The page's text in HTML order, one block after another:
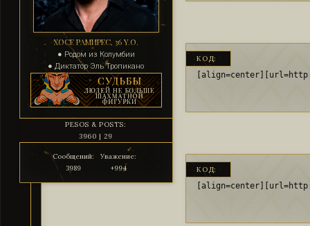
ХОСЕ РАМИРЕС, 36 Y.O.
● Родом из Колумбии
● Диктатор Эль Тропикано
PESOS & POSTS:
3960 | 29
Сообщений:
3989
Уважение:
+994
КОД:
КОД: